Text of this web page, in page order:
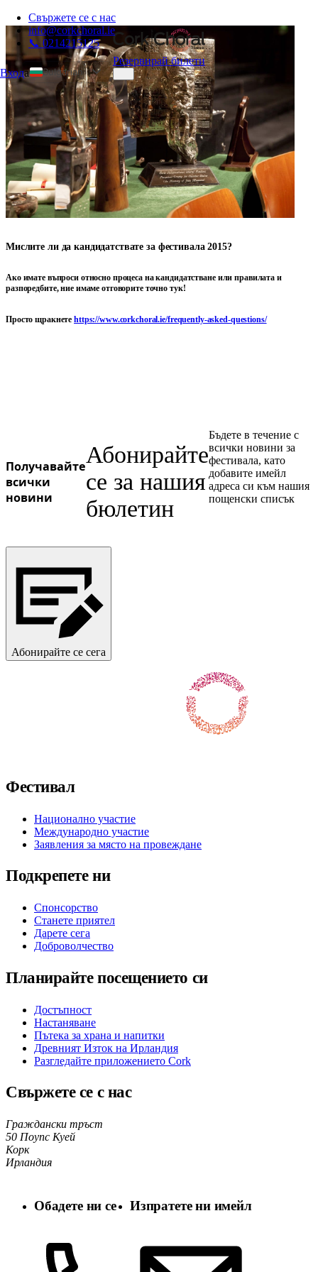
Свържете се с нас
info@corkchoral.ie
📞 0214215125
Входа
Bulgarian
English
Czech
Danish
German
Greek
Spanish
Estonian
Hungarian
Italian
Polish
Portuguese
Резервирай билети
Мислите ли да кандидатствате за фестивала 2015?
Ако имате въпроси относно процеса на кандидатстване или правилата и
разпоредбите, ние имаме отговорите точно тук!
Просто щракнетеhttps://www.corkchoral.ie/frequently-asked-questions/
Получавайте
всички
новини
Абонирайте
се за нашия
бюлетин
Бъдете в течение с
всички новини за
фестивала, като
добавите имейл
адреса си към нашия
пощенски списък
Абонирайте се сега
Фестивал
Национално участие
Международно участие
Заявления за място на провеждане
Подкрепете ни
Спонсорство
Станете приятел
Дарете сега
Доброволчество
Планирайте посещението си
Достъпност
Настаняване
Пътека за храна и напитки
Древният Изток на Ирландия
Разгледайте приложението Cork
Свържете се с нас
Граждански тръст
50 Поупс Куей
Корк
Ирландия
Обадете ни се Изпратете ни имейл